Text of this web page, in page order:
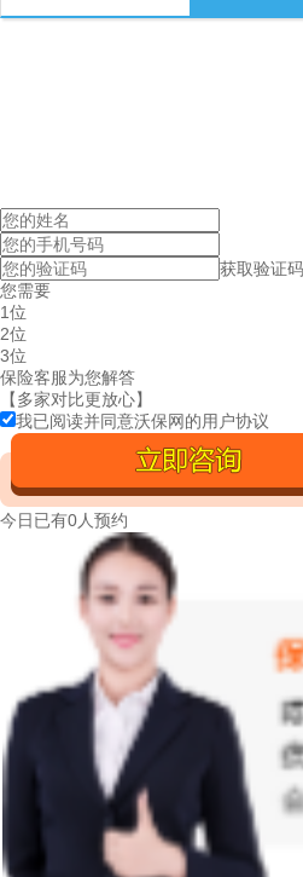
获取验证码
您需要
1位
2位
3位
保险客服为您解答
【多家对比更放心】
我已阅读并同意沃保网的用户协议
今日已有0人预约